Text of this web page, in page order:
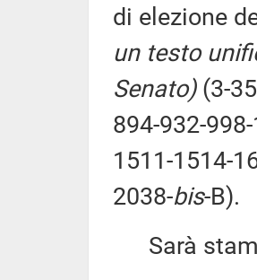
di elezione
un testo
Senato) (3-
894-932-
1511-1514-
2038-bis-B).
Sarà